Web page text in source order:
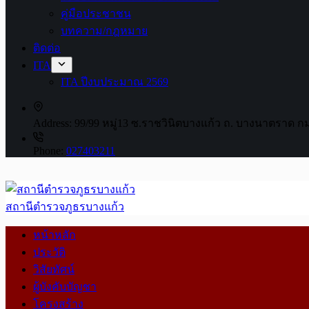
คู่มือประชาชน
บทความ/กฎหมาย
ติดต่อ
ITA
ITA ปีงบประมาณ 2569
Address: 99/99 หมู่13 ซ.ราชวินิตบางแก้ว ถ. บางนาตราด
Phone: 027403211
สถานีตำรวจภูธรบางแก้ว
หน้าหลัก
ประวัติ
วิสัยทัศน์
ผู้บังคับบัญชา
โครงสร้าง